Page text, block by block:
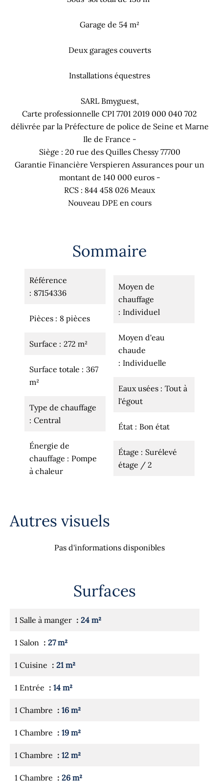
Garage de 54 m²
Deux garages couverts
Installations équestres
SARL Bmyguest,
Carte professionnelle CPI 7701 2019 000 040 702
délivrée par la Préfecture de police de Seine et Marne
Ile de France -
Siège : 20 rue des Quilles Chessy 77700
Garantie Financière Verspieren Assurances pour un
montant de 140 000 euros -
RCS : 844 458 026 Meaux
Nouveau DPE en cours
Sommaire
Référence
87154336
Pièces 8 pièces
Surface 272 m²
Surface totale
367
m²
Type de chauffage
Central
Énergie de
chauffage
Pompe
à chaleur
Moyen de
chauffage
Individuel
Moyen d'eau
chaude
Individuelle
Eaux usées
Tout à
l'égout
État Bon état
Étage
Surélevé
étage / 2
Autres visuels
Pas d'informations disponibles
Surfaces
1 Salle à manger 24 m²
1 Salon 27 m²
1 Cuisine 21 m²
1 Entrée 14 m²
1 Chambre 16 m²
1 Chambre 19 m²
1 Chambre 12 m²
1 Chambre 26 m²